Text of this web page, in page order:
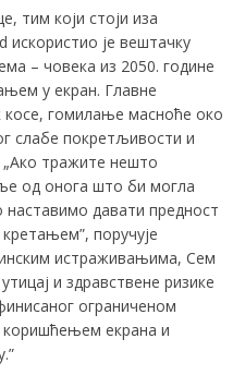
тим који стоји иза
искористио је вештачку
– човека из 2050. године
у екран. Главне
косе, гомилање масноће око
слабе покретљивости и
тражите нешто
од онога што би могла
давати предност
поручује
истраживањима, Сем
и здравствене ризике
ограниченом
екрана и